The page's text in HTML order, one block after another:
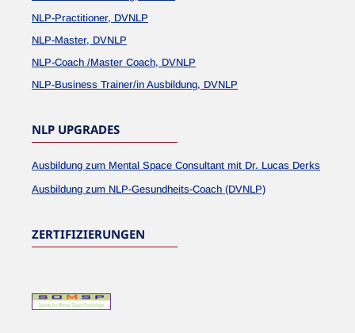
NLP-Practitioner, DVNLP
NLP-Master, DVNLP
NLP-Coach /Master Coach, DVNLP
NLP-Business Trainer/in Ausbildung, DVNLP
NLP UPGRADES
Ausbildung zum Mental Space Consultant mit Dr. Lucas Derks
Ausbildung zum NLP-Gesundheits-Coach (DVNLP)
ZERTIFIZIERUNGEN